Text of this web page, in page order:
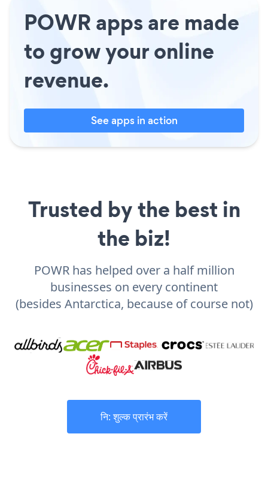
POWR apps are made
to grow your online
revenue.
See apps in action
Trusted by the best in
the biz!
POWR has helped over a half million
businesses on every continent
(besides Antarctica, because of course not)
नि: शुल्क प्रारंभ करें